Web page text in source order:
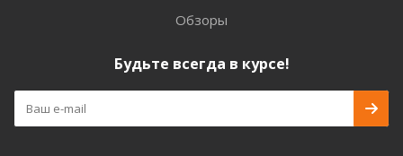
Обзоры
Будьте всегда в курсе!